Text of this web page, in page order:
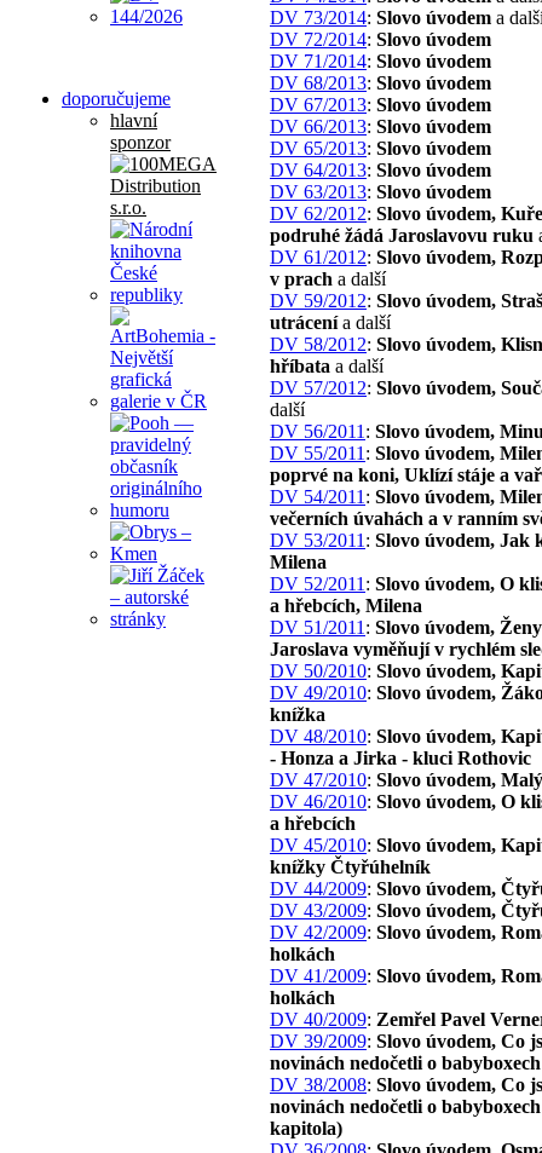
doporučujeme
hlavní
sponzor
DV 73/2014: Slovo úvodem a
DV 72/2014: Slovo úvodem
DV 71/2014: Slovo úvodem
DV 68/2013: Slovo úvodem
DV 67/2013: Slovo úvodem
DV 66/2013: Slovo úvodem
DV 65/2013: Slovo úvodem
DV 64/2013: Slovo úvodem
DV 63/2013: Slovo úvodem
DV 62/2012: Slovo úvodem,
podruhé žádá Jaroslavovu ruku
DV 61/2012: Slovo úvodem,
v prach a další
DV 59/2012: Slovo úvodem,
utrácenía další
DV 58/2012: Slovo úvodem,
hříbata a další
DV 57/2012: Slovo úvodem,
další
DV 56/2011 : Slovo úvodem,
DV 55/2011 : Slovo úvodem,
poprvé na koni, Uklízí stáje a
DV 54/2011 : Slovo úvodem,
večerních úvahách a v ranním
DV 53/2011 : Slovo úvodem, Jak
Milena
DV 52/2011 : Slovo úvodem, O
a hřebcích, Milena
DV 51/2011 : Slovo úvodem,
Jaroslava vyměňují v rychlém
DV 50/2010: Slovo úvodem,
DV 49/2010: Slovo úvodem,
knížka
DV 48/2010: Slovo úvodem,
- Honza a Jirka - kluci Rothovic
DV 47/2010: Slovo úvodem,
DV 46/2010: Slovo úvodem, O
a hřebcích
DV 45/2010: Slovo úvodem,
knížky Čtyřúhelník
DV 44/2009: Slovo úvodem,
DV 43/2009: Slovo úvodem,
DV 42/2009: Slovo úvodem,
holkách
DV 41/2009: Slovo úvodem,
holkách
DV 40/2009: Zemřel Pavel
DV 39/2009: Slovo úvodem, Co
novinách nedočetli o babyboxech
DV 38/2008: Slovo úvodem, Co
novinách nedočetli o
kapitola)